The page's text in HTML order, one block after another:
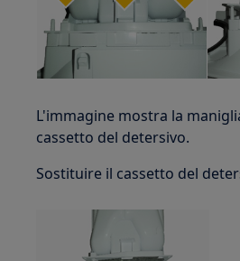
L'immagine mostra la
cassetto del detersivo.
Sostituire il cassetto del